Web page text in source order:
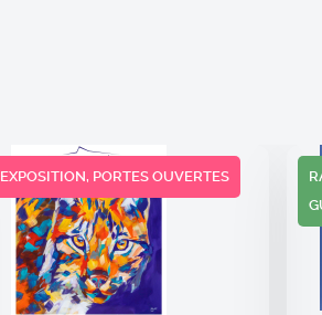
EXPOSITION, PORTES OUVERTES